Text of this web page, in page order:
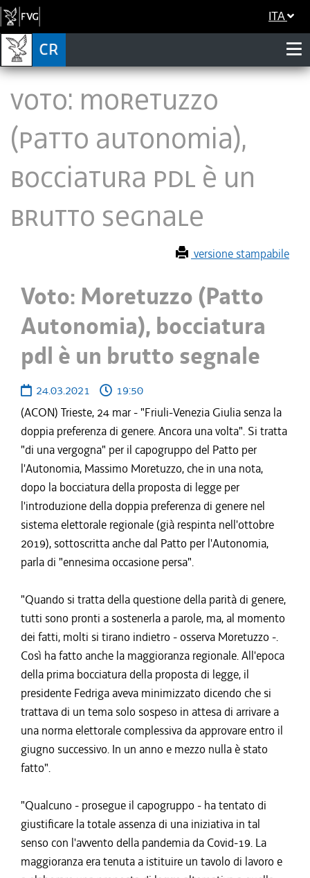
ITA
Voto: Moretuzzo
(Patto Autonomia),
bocciatura pdl è un
brutto segnale
versione stampabile
Voto: Moretuzzo (Patto
Autonomia), bocciatura
pdl è un brutto segnale
24.03.2021
19:50
(ACON) Trieste, 24 mar - "Friuli-Venezia Giulia senza la
doppia preferenza di genere. Ancora una volta". Si tratta
"di una vergogna" per il capogruppo del Patto per
l'Autonomia, Massimo Moretuzzo, che in una nota,
dopo la bocciatura della proposta di legge per
l'introduzione della doppia preferenza di genere nel
sistema elettorale regionale (già respinta nell'ottobre
2019), sottoscritta anche dal Patto per l'Autonomia,
parla di "ennesima occasione persa".
"Quando si tratta della questione della parità di genere,
tutti sono pronti a sostenerla a parole, ma, al momento
dei fatti, molti si tirano indietro - osserva Moretuzzo -.
Così ha fatto anche la maggioranza regionale. All'epoca
della prima bocciatura della proposta di legge, il
presidente Fedriga aveva minimizzato dicendo che si
trattava di un tema solo sospeso in attesa di arrivare a
una norma elettorale complessiva da approvare entro il
giugno successivo. In un anno e mezzo nulla è stato
fatto".
"Qualcuno - prosegue il capogruppo - ha tentato di
giustificare la totale assenza di una iniziativa in tal
senso con l'avvento della pandemia da Covid-19. La
maggioranza era tenuta a istituire un tavolo di lavoro e